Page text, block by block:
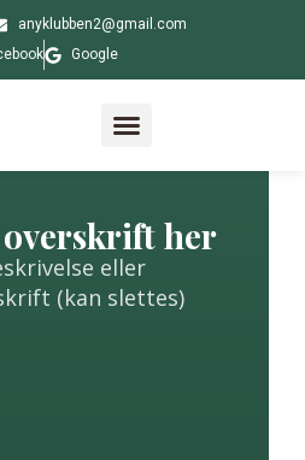
anyklubben2@gmail.com
Google
her
eller
(kan slettes)